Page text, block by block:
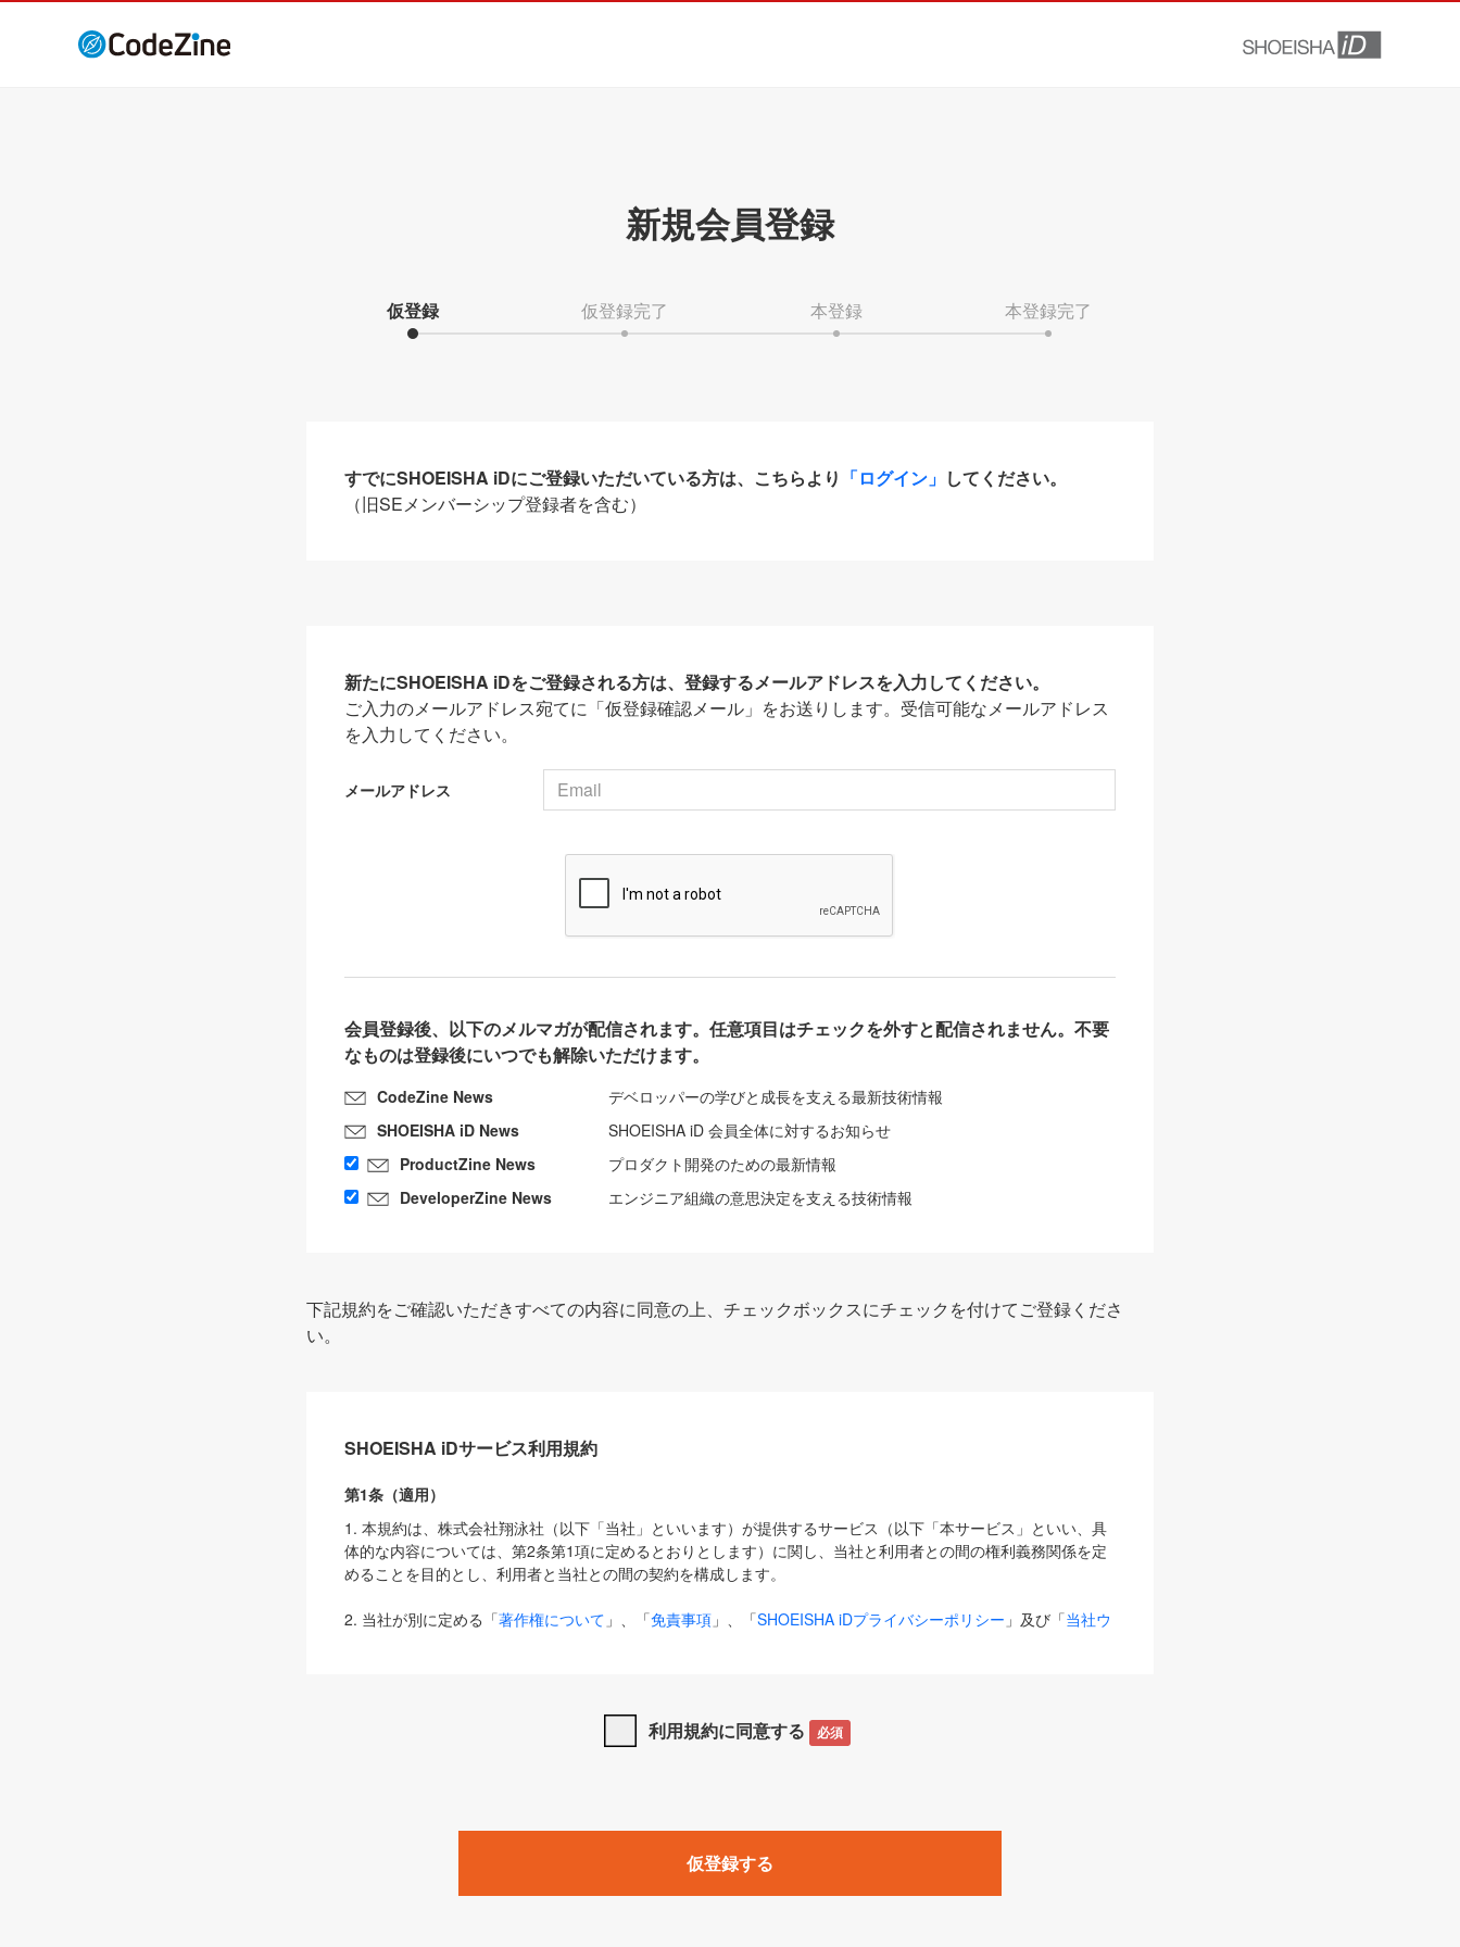
新規会員登録
仮登録 仮登録完了 本登録 本登録完了
すでにSHOEISHA iDにご登録いただいている方は、こちらより 「ログイン」 してください。
（旧SEメンバーシップ登録者を含む）
新たにSHOEISHA iDをご登録される方は、登録するメールアドレスを入力してください。
ご入力のメールアドレス宛てに「仮登録確認メール」をお送りします。受信可能なメールアドレス
を入力してください。
メールアドレス
会員登録後、以下のメルマガが配信されます。任意項目はチェックを外すと配信されません。不要
なものは登録後にいつでも解除いただけます。
CodeZine News
デベロッパーの学びと成長を支える最新技術情報
SHOEISHA iD News
SHOEISHA iD 会員全体に対するお知らせ
ProductZine News
プロダクト開発のための最新情報
DeveloperZine News
エンジニア組織の意思決定を支える技術情報
下記規約をご確認いただきすべての内容に同意の上、チェックボックスにチェックを付けてご登録くださ
い。
SHOEISHA iDサービス利用規約
第1条（適用）
1. 本規約は、株式会社翔泳社（以下「当社」といいます）が提供するサービス（以下「本サービス」といい、具
体的な内容については、第2条第1項に定めるとおりとします）に関し、当社と利用者との間の権利義務関係を定
めることを目的とし、利用者と当社との間の契約を構成します。
2. 当社が別に定める「著作権について 」、「免責事項 」、「SHOEISHA iDプライバシーポリシー 」及び「当社ウ
は、本規約の規定が優先して適用されるものとします。
1. 「本サービス」とは、当社が提供する以下のサービス（名称や内容が変更された場合、変更後のサービスを含
みます）及びこれらサービスに関連して当社が実施するイベントやキャンペーンをいいます。
「SEBook」「SEShop」「CodeZine」「MarkeZine」「EnterpriseZine」「ECzine」「Biz/Zine」「HRzine」
利用規約に同意する 必須
仮登録する